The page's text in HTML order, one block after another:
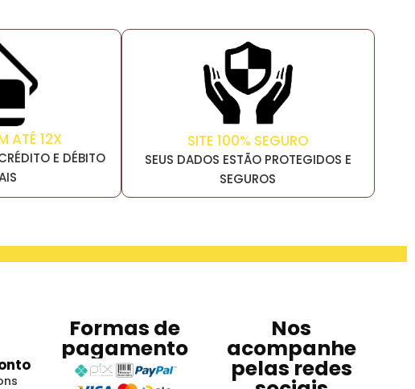
ATÉ 12X
E DÉBITO
SITE 100% SEGURO
SEUS DADOS ESTÃO PROTEGIDOS E
SEGUROS
Formas de
pagamento
Nos
acompanhe
pelas redes